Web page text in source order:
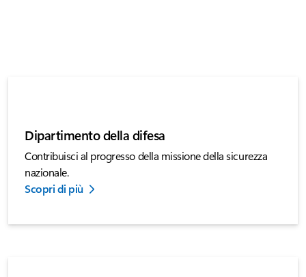
Dipartimento della difesa
Contribuisci al progresso della missione della sicurezza
nazionale.
Scopri di più